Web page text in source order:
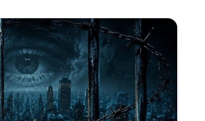
где-то глубоко внутри всё ещё
разума и человеческого духа.
не всё потеряно. Именно она даёт
чужие цепи и вспомнить, что значит
языках, объединяясь в один
🔈